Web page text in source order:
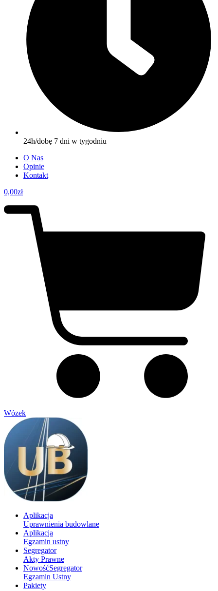
24h/dobę 7 dni w tygodniu
O Nas
Opinie
Kontakt
0,00zł
Wózek
Aplikacja
Uprawnienia budowlane
Aplikacja
Egzamin ustny
Segregator
Akty Prawne
NowośćSegregator
Egzamin Ustny
Pakiety